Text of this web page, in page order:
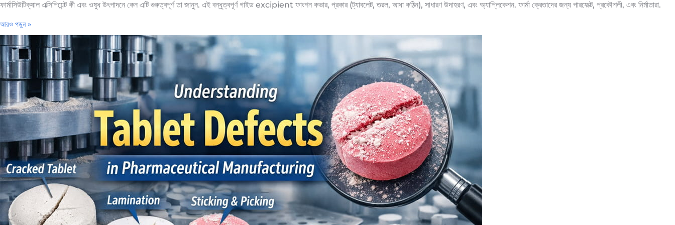
ফার্মাসিউটিক্যাল এক্সিপিয়েন্ট কী এবং ওষুধ উৎপাদনে কেন এটি গুরুত্বপূর্ণ তা জানুন. এই বন্ধুত্বপূর্ণ গাইড excipient ফাংশন কভার, প্রকার (ট্যাবলেট, তরল, আধা কঠিন), সাধারণ উদাহরণ, এবং অ্যাপ্লিকেশন. ফার্মা ক্রেতাদের জন্য পারফেক্ট, প্রকৌশলী, এবং নির্মাতারা.
আরও পড়ুন »